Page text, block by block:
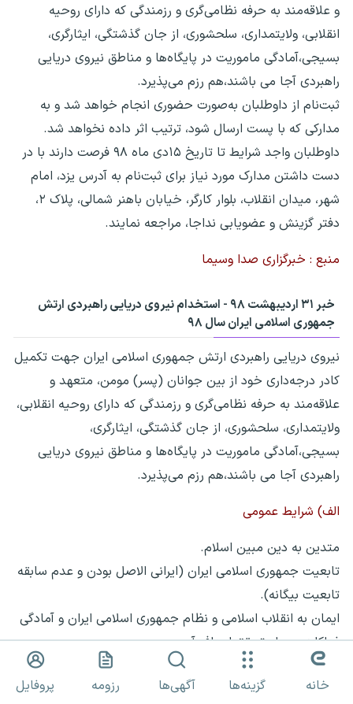
و علاقه‌مند به حرفه نظامی‌گری و رزمندگی که دارای روحیه
انقلابی، ولایتمداری، سلحشوری، از جان گذشتگی، ایثارگری،
بسیجی،آمادگی ماموریت در پایگاه‌ها و مناطق نیروی دریایی
راهبردی آجا می باشند،هم رزم می‌پذیرد.
ثبت‌نام از داوطلبان به‌صورت حضوری انجام خواهد شد و به
مدارکی که با پست ارسال شود، ترتیب اثر داده نخواهد شد.
داوطلبان واجد شرایط تا تاریخ ۱۵دی ماه ۹۸ فرصت دارند با در
دست داشتن مدارک مورد نیاز برای ثبت‌نام به آدرس یزد، امام
شهر، میدان انقلاب، بلوار کارگر، خیابان باهنر شمالی، پلاک ۲،
دفتر گزینش و عضویابی نداجا، مراجعه نمایند.
منبع : خبرگزاری صدا وسیما
خبر ۳۱ اردیبهشت ۹۸ - استخدام نیروی دریایی راهبردی ارتش
جمهوری اسلامی ایران سال ۹۸
نیروی دریایی راهبردی ارتش جمهوری اسلامی ایران جهت تکمیل
کادر درجه‌داری خود از بین جوانان (پسر) مومن، متعهد و
علاقه‌مند به حرفه نظامی‌گری و رزمندگی که دارای روحیه انقلابی،
ولایتمداری، سلحشوری، از جان گذشتگی، ایثارگری،
بسیجی،آمادگی ماموریت در پایگاه‌ها و مناطق نیروی دریایی
راهبردی آجا می باشند،هم رزم می‌پذیرد.
الف) شرایط عمومی
متدین به دین مبین اسلام.
تابعیت جمهوری اسلامی ایران (ایرانی الاصل بودن و عدم سابقه
تابعیت بیگانه).
ایمان به انقلاب اسلامی و نظام جمهوری اسلامی ایران و آمادگی
فداکاری در راه تحقق اهداف آن.
اعتقاد و التزام عملی به ولایت مطلقه فقیه.
فقدان محکومیت موثر کیفری و محکومیت ناشی از اقدام علیه
خانه گزینه‌ها آگهی‌ها رزومه پروفایل